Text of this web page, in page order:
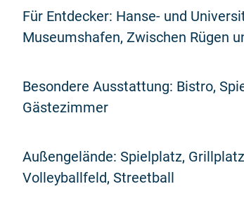
Für Entdecker: Hanse- und
Museumshafen, Zwischen Rügen
Besondere Ausstattung: Bistro,
Gästezimmer
Außengelände: Spielplatz,
Volleyballfeld, Streetball